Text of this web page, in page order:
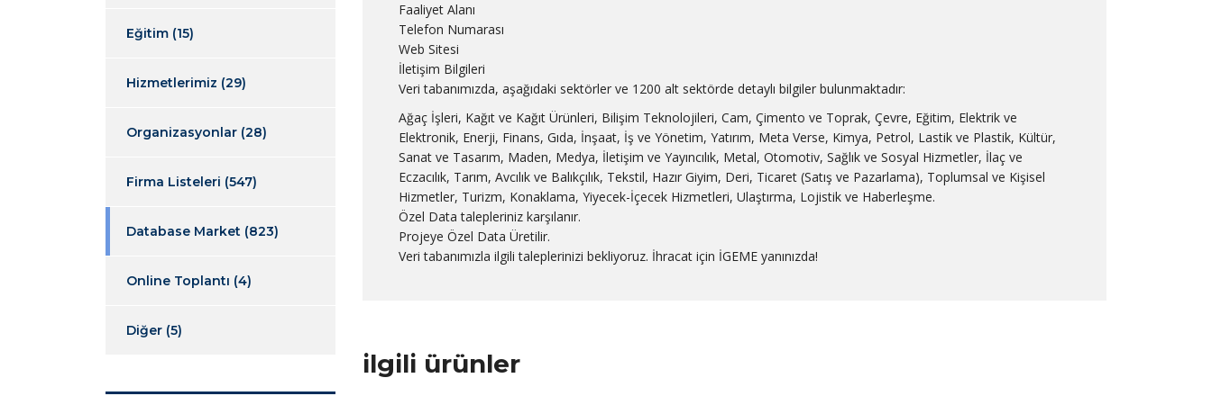
Faaliyet Alanı
Telefon Numarası
Web Sitesi
İletişim Bilgileri
Veri tabanımızda, aşağıdaki sektörler ve 1200 alt sektörde detaylı bilgiler bulunmaktadır:
Ağaç İşleri, Kağıt ve Kağıt Ürünleri, Bilişim Teknolojileri, Cam, Çimento ve Toprak, Çevre, Eğitim, Elektrik ve
Elektronik, Enerji, Finans, Gıda, İnşaat, İş ve Yönetim, Yatırım, Meta Verse, Kimya, Petrol, Lastik ve Plastik, Kültür,
Sanat ve Tasarım, Maden, Medya, İletişim ve Yayıncılık, Metal, Otomotiv, Sağlık ve Sosyal Hizmetler, İlaç ve
Eczacılık, Tarım, Avcılık ve Balıkçılık, Tekstil, Hazır Giyim, Deri, Ticaret (Satış ve Pazarlama), Toplumsal ve Kişisel
Hizmetler, Turizm, Konaklama, Yiyecek-İçecek Hizmetleri, Ulaştırma, Lojistik ve Haberleşme.
Özel Data talepleriniz karşılanır.
Projeye Özel Data Üretilir.
Veri tabanımızla ilgili taleplerinizi bekliyoruz. İhracat için İGEME yanınızda!
ilgili ürünler
Eğitim (15)
Hizmetlerimiz (29)
Organizasyonlar (28)
Firma Listeleri (547)
Database Market (823)
Online Toplantı (4)
Diğer (5)